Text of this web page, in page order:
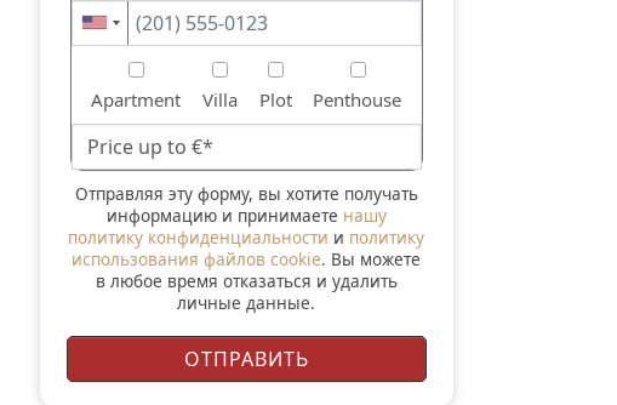
Apartment Villa Plot Penthouse
Отправляя эту форму, вы хотите получать
информацию и принимаете нашу
политику конфиденциальности и политику
использования файлов cookie. Вы можете
в любое время отказаться и удалить
личные данные.